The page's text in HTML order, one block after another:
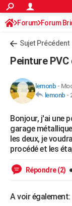
ACTUALITÉS
Politique
Société
Faits Divers
Education
Monde
Villes
+
Retraite
Impôts
Epargne
Immobilier
Risques naturels par
Banque
Assurance
Crédit
AUTO
HIGH-TECH
Mobiles
Meilleur smartphone
Internet
Ordinateurs
Jeux vidéo
Guide high-tech
+BRICOLAGE
Forum
Aménagement
Extérieur
Cuisine
Salle de bains
Jardinage
Rangement
Guides de France
Escapades
Patrimoine
Expositions
Musées
Week-end nature
Art de vivre
Bien-être
Loisirs
Mode
Modes de vie
SANTE
Forum Forum
Sujet Précédent
Peinture
lemonb -
lemonb -
Bonjour, j'ai une
garage
les deux, je
procédé et les
Répondre (2)
A voir également: